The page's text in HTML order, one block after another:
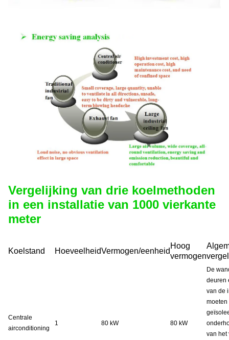
Vergelijking van drie koelmethoden
in een installatie van 1000 vierkante
meter
Koelstand HoeveelheidVermogen/eenheid
Hoog
vermogen
Centrale
airconditioning
1 80 kW 80 kW
De
deuren
van de
moeten
van het